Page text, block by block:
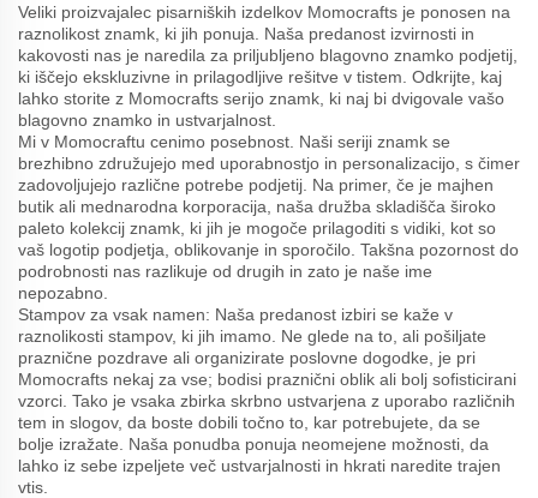
Veliki proizvajalec pisarniških izdelkov Momocrafts je ponosen na
raznolikost znamk, ki jih ponuja. Naša predanost izvirnosti in
kakovosti nas je naredila za priljubljeno blagovno znamko podjetij,
ki iščejo ekskluzivne in prilagodljive rešitve v tistem. Odkrijte, kaj
lahko storite z Momocrafts serijo znamk, ki naj bi dvigovale vašo
blagovno znamko in ustvarjalnost.
Mi v Momocraftu cenimo posebnost. Naši seriji znamk se
brezhibno združujejo med uporabnostjo in personalizacijo, s čimer
zadovoljujejo različne potrebe podjetij. Na primer, če je majhen
butik ali mednarodna korporacija, naša družba skladišča široko
paleto kolekcij znamk, ki jih je mogoče prilagoditi s vidiki, kot so
vaš logotip podjetja, oblikovanje in sporočilo. Takšna pozornost do
podrobnosti nas razlikuje od drugih in zato je naše ime
nepozabno.
Stampov za vsak namen: Naša predanost izbiri se kaže v
raznolikosti stampov, ki jih imamo. Ne glede na to, ali pošiljate
praznične pozdrave ali organizirate poslovne dogodke, je pri
Momocrafts nekaj za vse; bodisi praznični oblik ali bolj sofisticirani
vzorci. Tako je vsaka zbirka skrbno ustvarjena z uporabo različnih
tem in slogov, da boste dobili točno to, kar potrebujete, da se
bolje izražate. Naša ponudba ponuja neomejene možnosti, da
lahko iz sebe izpeljete več ustvarjalnosti in hkrati naredite trajen
vtis.